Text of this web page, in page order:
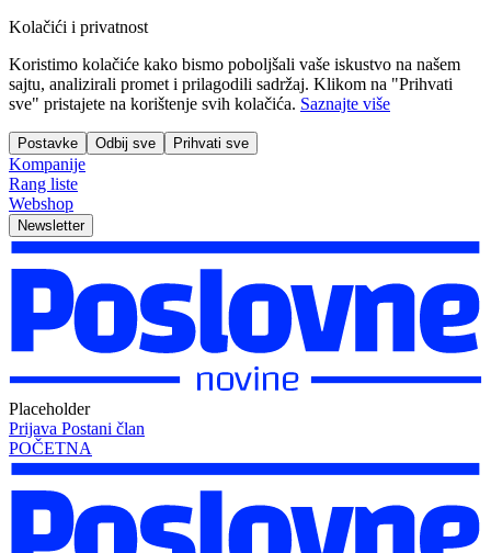
Kolačići i privatnost
Koristimo kolačiće kako bismo poboljšali vaše iskustvo na našem
sajtu, analizirali promet i prilagodili sadržaj. Klikom na "Prihvati
sve" pristajete na korištenje svih kolačića. Saznajte više
Postavke Odbij sve Prihvati sve
Kompanije
Rang liste
Webshop
Newsletter
Placeholder
Prijava Postani član
POČETNA